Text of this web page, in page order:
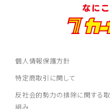
個人情報保護方針
特定商取引に関して
反社会的勢力の排除に関する取
組み